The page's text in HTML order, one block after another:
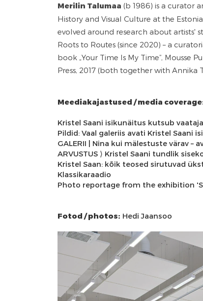
Merilin Talumaa (b 1986) is a curator
History and Visual Culture at the
evolved around research about
Roots to Routes (since 2020) – a
book „Your Time Is My Time”, Mousse
Press, 2017 (both together with Annika
Meediakajastused / media
Kristel Saani isikunäitus kutsub
Pildid: Vaal galeriis avati Kristel Saani
GALERII | Nina kui mälestuste värav –
ARVUSTUS ⟩ Kristel Saani tundlik
Kristel Saan: kõik teosed sirutuvad
Klassikaraadio
Photo reportage from the exhibition
Fotod / photos: Hedi Jaansoo